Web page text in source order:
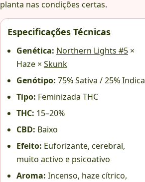
planta nas condições certas.
Especificações Técnicas
Genética: Northern Lights #5 ×
Haze × Skunk
Genótipo: 75% Sativa / 25% Indica
Tipo: Feminizada THC
THC: 15–20%
CBD: Baixo
Efeito: Euforizante, cerebral,
muito activo e psicoativo
Aroma: Incenso, haze cítrico,